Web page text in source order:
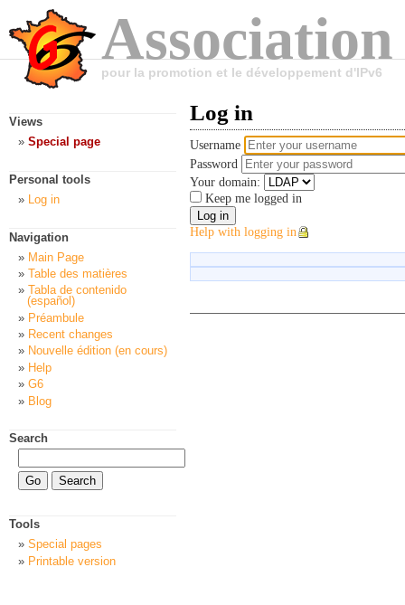
pour la promotion et le développement d'IPv6
Log in
Username
Password
Your domain:
Keep me logged in
Help with logging in
Views
Special page
Personal tools
Log in
Navigation
Main Page
Table des matières
Tabla de contenido
(español)
Préambule
Recent changes
Nouvelle édition (en cours)
Help
G6
Blog
Search
Tools
Special pages
Printable version